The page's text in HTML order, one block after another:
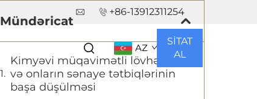
+86-13912311254
AZ
SİTAT
AL
Mündəricat
Kimyəvi müqavimətli lövhələrin
və onların sənaye tətbiqlərinin
başa düşülməsi